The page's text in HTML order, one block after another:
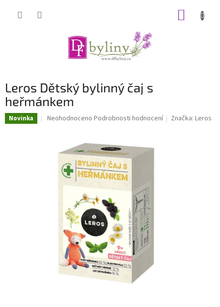
Leros Dětský bylinný čaj s
heřmánkem
Novinka
Průměrné
hvězdiček.
Neohodnoceno Podrobnosti hodnocení Značka:Leros